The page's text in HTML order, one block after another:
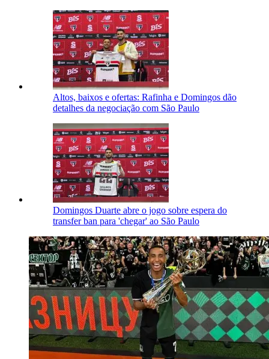
Altos, baixos e ofertas: Rafinha e Domingos dão
detalhes da negociação com São Paulo
Domingos Duarte abre o jogo sobre espera do
transfer ban para 'chegar' ao São Paulo